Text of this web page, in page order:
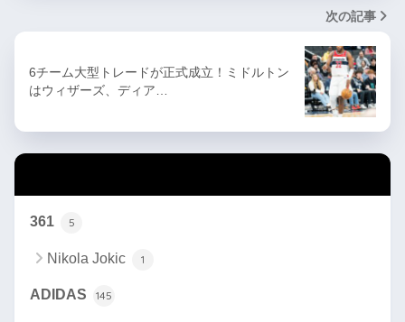
次の記事
6チーム大型トレードが正式成立！ミドルトン
はウィザーズ、ディア…
361 5
Nikola Jokic 1
ADIDAS 145